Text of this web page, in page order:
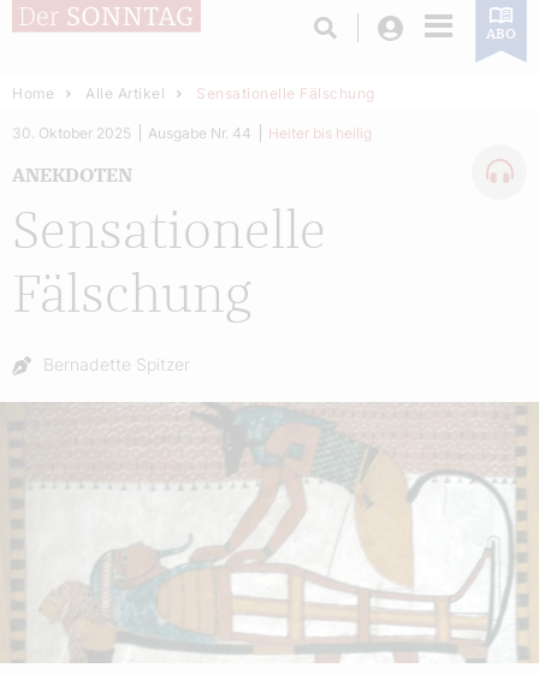
Login ABO
Home Alle Artikel Sensationelle Fälschung
Sensationelle
Fälschung
ANEKDOTEN
30. Oktober 2025 Ausgabe Nr. 44 Heiter bis heilig
Autor:
Bernadette Spitzer